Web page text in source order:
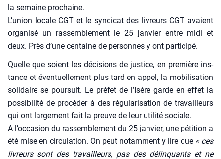
la semaine pro­chaine.
L’union locale CGT et le syn­di­cat des livreurs CGT avaient
orga­ni­sé un ras­sem­ble­ment le 25 jan­vier entre midi et
deux. Près d’une cen­taine de per­sonnes y ont par­ti­ci­pé.
Quelle que soient les déci­sions de jus­tice, en pre­mière ins­
tance et éven­tuel­le­ment plus tard en appel, la mobi­li­sa­tion
soli­daire se pour­suit. Le pré­fet de l’Isère garde en effet la
pos­si­bi­li­té de pro­cé­der à des régu­la­ri­sa­tion de tra­vailleurs
qui ont lar­ge­ment fait la preuve de leur uti­li­té sociale.
A l’occasion du ras­sem­ble­ment du 25 jan­vier, une péti­tion a
été mise en cir­cu­la­tion. On peut notam­ment y lire que « ces
livreurs sont des tra­vailleurs, pas des délin­quants et ne